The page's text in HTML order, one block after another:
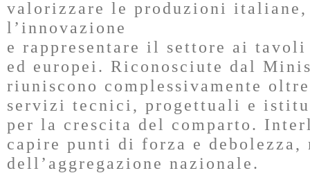
valorizzare le produzioni italiane,
l’innovazione
e rappresentare il settore ai
ed europei. Riconosciute dal
riuniscono complessivamente
servizi tecnici, progettuali e
per la crescita del comparto.
capire punti di forza e debolezza,
dell’aggregazione nazionale.